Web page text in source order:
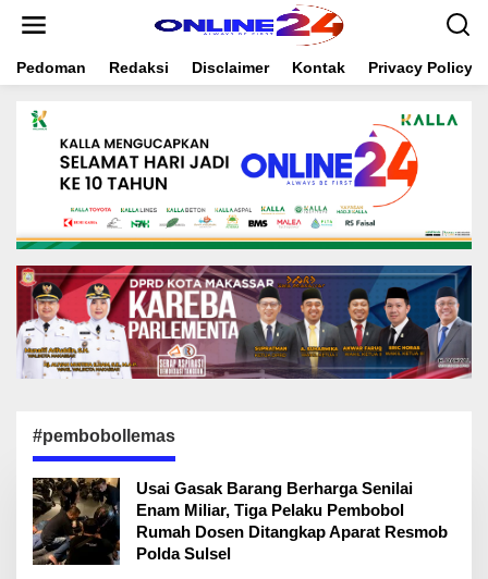
t
Pedoman Redaksi Disclaimer Kontak Privacy Policy
#pembobollemas
Usai Gasak Barang Berharga Senilai
Enam Miliar, Tiga Pelaku Pembobol
Rumah Dosen Ditangkap Aparat Resmob
Polda Sulsel